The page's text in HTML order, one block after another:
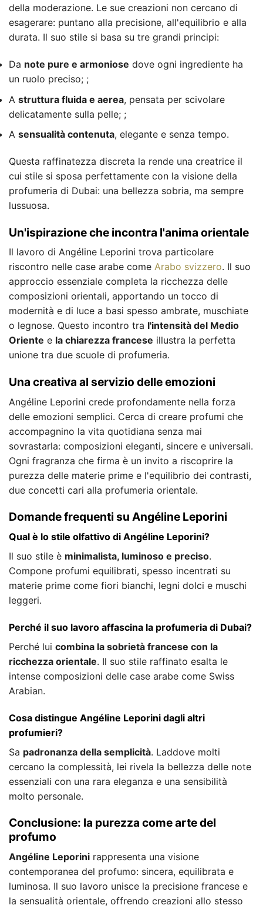
della moderazione. Le sue creazioni non cercano di
esagerare: puntano alla precisione, all'equilibrio e alla
durata. Il suo stile si basa su tre grandi principi:
Da note pure e armoniose dove ogni ingrediente ha
un ruolo preciso; ;
A struttura fluida e aerea, pensata per scivolare
delicatamente sulla pelle; ;
A sensualità contenuta, elegante e senza tempo.
Questa raffinatezza discreta la rende una creatrice il
cui stile si sposa perfettamente con la visione della
profumeria di Dubai: una bellezza sobria, ma sempre
lussuosa.
Un'ispirazione che incontra l'anima orientale
Il lavoro di Angéline Leporini trova particolare
riscontro nelle case arabe come Arabo svizzero. Il suo
approccio essenziale completa la ricchezza delle
composizioni orientali, apportando un tocco di
modernità e di luce a basi spesso ambrate, muschiate
o legnose. Questo incontro tra l'intensità del Medio
Oriente e la chiarezza francese illustra la perfetta
unione tra due scuole di profumeria.
Una creativa al servizio delle emozioni
Angéline Leporini crede profondamente nella forza
delle emozioni semplici. Cerca di creare profumi che
accompagnino la vita quotidiana senza mai
sovrastarla: composizioni eleganti, sincere e universali.
Ogni fragranza che firma è un invito a riscoprire la
purezza delle materie prime e l'equilibrio dei contrasti,
due concetti cari alla profumeria orientale.
Domande frequenti su Angéline Leporini
Qual è lo stile olfattivo di Angéline Leporini?
Il suo stile è minimalista, luminoso e preciso.
Compone profumi equilibrati, spesso incentrati su
materie prime come fiori bianchi, legni dolci e muschi
leggeri.
Perché il suo lavoro affascina la profumeria di Dubai?
Perché lui combina la sobrietà francese con la
ricchezza orientale. Il suo stile raffinato esalta le
intense composizioni delle case arabe come Swiss
Arabian.
Cosa distingue Angéline Leporini dagli altri
profumieri?
Sa padronanza della semplicità. Laddove molti
cercano la complessità, lei rivela la bellezza delle note
essenziali con una rara eleganza e una sensibilità
molto personale.
Conclusione: la purezza come arte del
profumo
Angéline Leporini rappresenta una visione
contemporanea del profumo: sincera, equilibrata e
luminosa. Il suo lavoro unisce la precisione francese e
la sensualità orientale, offrendo creazioni allo stesso